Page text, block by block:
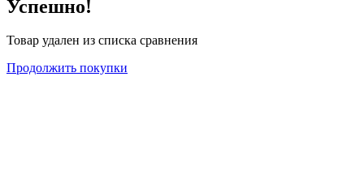
Успешно!
Товар удален из списка сравнения
Продолжить покупки